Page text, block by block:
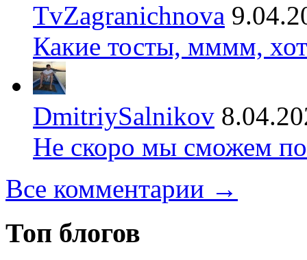
TvZagranichnova
Какие тосты, мммм,
DmitriySalnikov
Не скоро мы сможем
Все комментарии →
Топ блогов